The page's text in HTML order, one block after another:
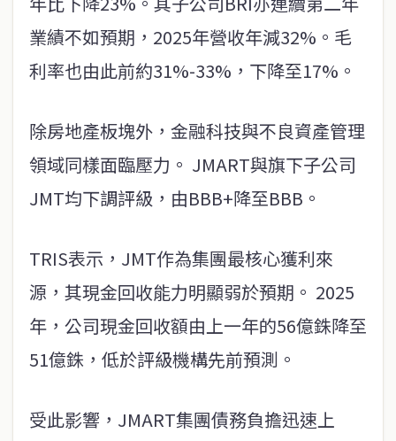
業績不如預期，2025年營收年減32%。毛
利率也由此前約31%-33%，下降至17%。
除房地產板塊外，金融科技與不良資產管理
領域同樣面臨壓力。 JMART與旗下子公司
JMT均下調評級，由BBB+降至BBB。
TRIS表示，JMT作為集團最核心獲利來
源，其現金回收能力明顯弱於預期。 2025
年，公司現金回收額由上一年的56億銖降至
51億銖，低於評級機構先前預測。
受此影響，JMART集團債務負擔迅速上